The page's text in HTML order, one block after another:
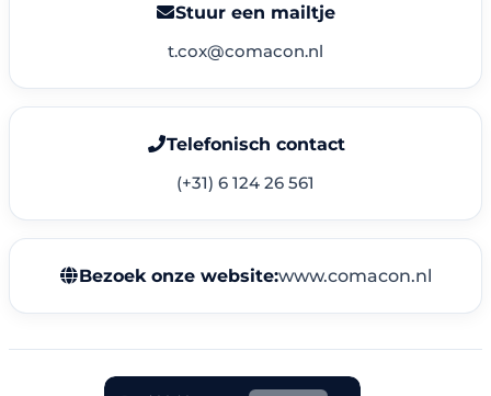
Stuur een mailtje
t.cox@comacon.nl
Telefonisch contact
(+31) 6 124 26 561
Bezoek onze website:www.comacon.nl